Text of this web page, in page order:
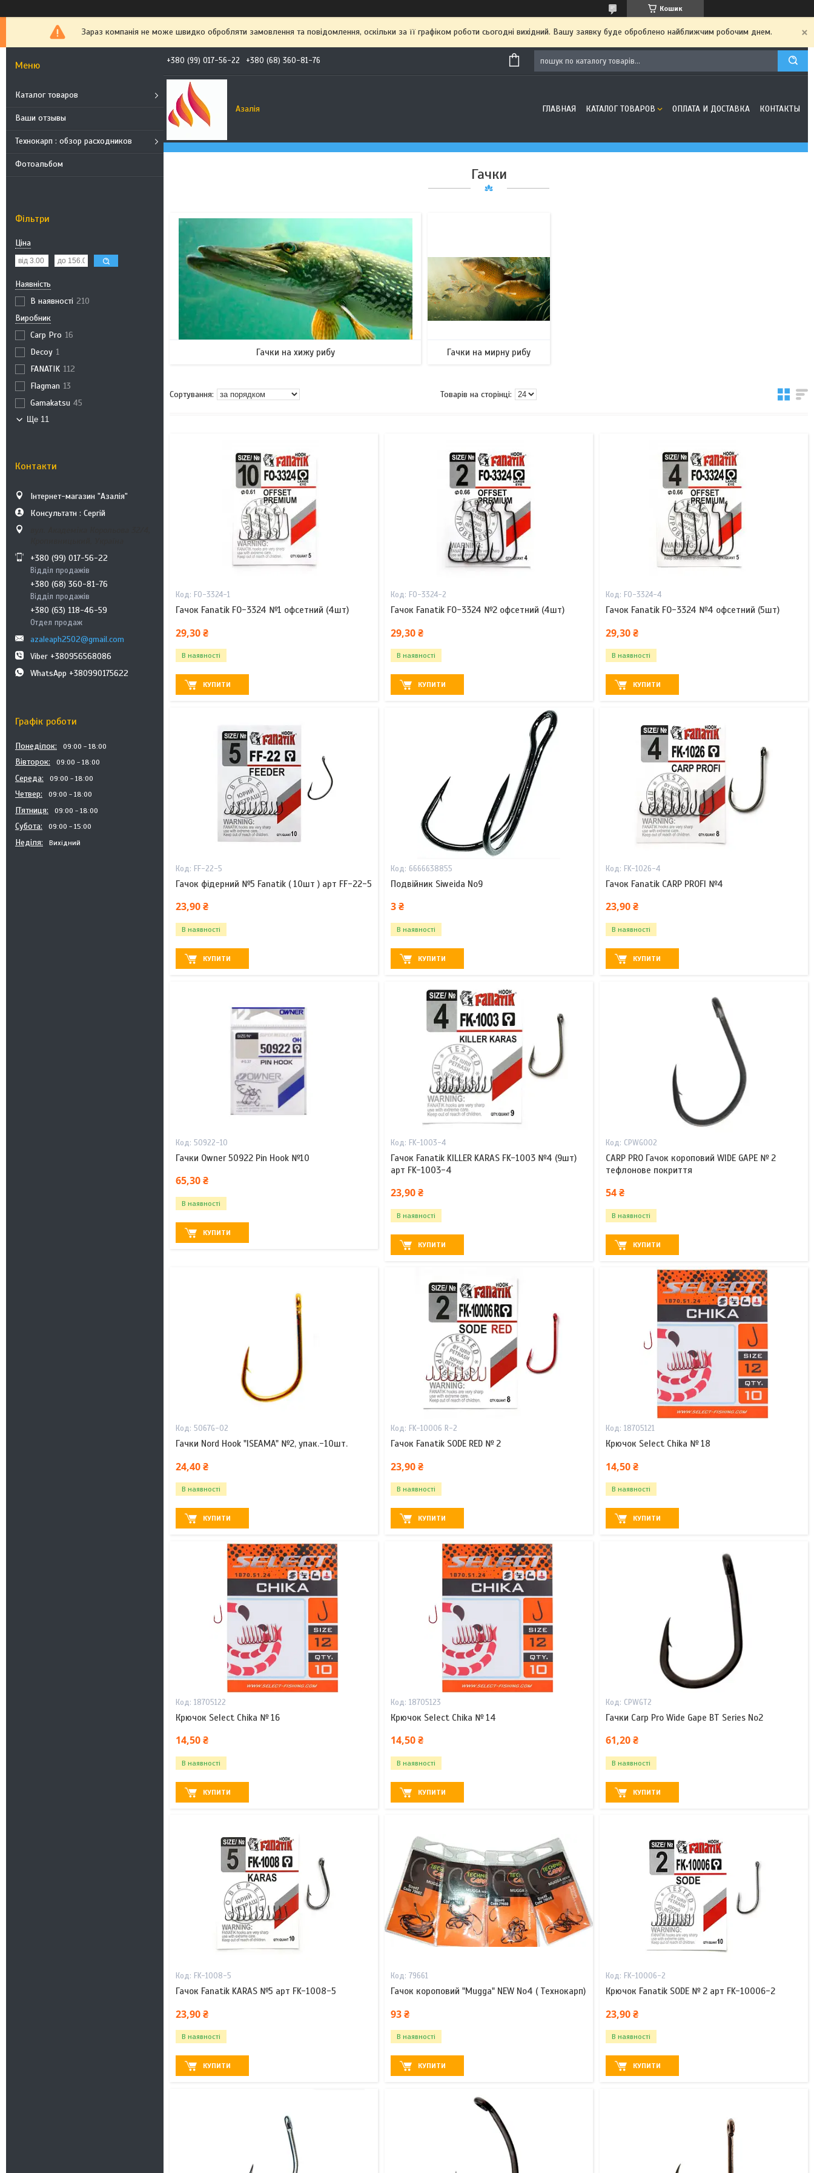
Кошик
Зараз компанія не може швидко обробляти замовлення та повідомлення, оскільки за її графіком роботи сьогодні вихідний. Вашу заявку буде оброблено найближчим робочим днем.
Каталог товаров
Ваши отзывы
Технокарп : обзор расходников
Фотоальбом
Фільтри
Ціна
Наявність
В наявності 210
Виробник
Carp Pro 16
Decoy 1
FANATIK 112
Flagman 13
Gamakatsu 45
Ще 11
Контакти
Інтернет-магазин "Азалія"
Консультатн : Сергій
+380 (99) 017-56-22
Відділ продажів
+380 (68) 360-81-76
Відділ продажів
+380 (63) 118-46-59
Отдел продаж
azaleaph2502@gmail.com
Viber +380956568086
WhatsApp +380990175622
Графік роботи
Понеділок 09:00 18:00
Вівторок 09:00 18:00
Середа 09:00 18:00
Четвер 09:00 18:00
Пʼятниця 09:00 18:00
Субота 09:00 15:00
Неділя Вихідний
+380 (99) 017-56-22 +380 (68) 360-81-76
Азалія ГЛАВНАЯ КАТАЛОГ ТОВАРОВ ОПЛАТА И ДОСТАВКА КОНТАКТЫ
Гачки
150
Гачки на хижу рибу
149
Гачки на мирну рибу
FO-3324-1
Гачок Fanatik FO-3324 №1 офсетний (4шт)
29,30 ₴
В наявності
КУПИТИ
FO-3324-2
Гачок Fanatik FO-3324 №2 офсетний (4шт)
29,30 ₴
В наявності
КУПИТИ
FO-3324-4
Гачок Fanatik FO-3324 №4 офсетний (5шт)
29,30 ₴
В наявності
КУПИТИ
FF-22-5
Гачок фідерний №5 Fanatik ( 10шт ) арт FF-22-5
23,90 ₴
В наявності
КУПИТИ
6666638855
Подвійник Siweida No9
3 ₴
В наявності
КУПИТИ
FK-1026-4
Гачок Fanatik CARP PROFI №4
23,90 ₴
В наявності
КУПИТИ
50922-10
Гачки Owner 50922 Pin Hook №10
65,30 ₴
В наявності
КУПИТИ
FK-1003-4
Гачок Fanatik KILLER KARAS FK-1003 №4 (9шт)
арт FK-1003-4
23,90 ₴
В наявності
КУПИТИ
CPWG002
CARP PRO Гачок короповий WIDE GAPE № 2
тефлонове покриття
54 ₴
В наявності
КУПИТИ
5067G-02
Гачки Nord Hook "ISEAMA" №2, упак.-10шт.
24,40 ₴
В наявності
КУПИТИ
FK-10006 R-2
Гачок Fanatik SODE RED № 2
23,90 ₴
В наявності
КУПИТИ
18705121
Крючок Select Chika № 18
14,50 ₴
В наявності
КУПИТИ
18705122
Крючок Select Chika № 16
14,50 ₴
В наявності
КУПИТИ
18705123
Крючок Select Chika № 14
14,50 ₴
В наявності
КУПИТИ
CPWGT2
Гачки Carp Pro Wide Gape BT Series No2
61,20 ₴
В наявності
КУПИТИ
FK-1008-5
Гачок Fanatik KARAS №5 арт FK-1008-5
23,90 ₴
В наявності
КУПИТИ
79661
Гачок короповий "Mugga" NEW No4 ( Технокарп)
93 ₴
В наявності
КУПИТИ
FK-10006-2
Крючок Fanatik SODE № 2 арт FK-10006-2
23,90 ₴
В наявності
КУПИТИ